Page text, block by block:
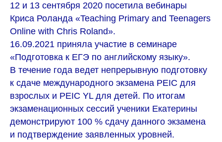
12 и 13 сентября 2020 посетила вебинары
Криса Роланда «Teaching Primary and Teenagers
Online with Chris Roland».
16.09.2021 принялa участие в семинаре
«Подготовка к ЕГЭ по английскому языку».
В течение года ведет непрерывную подготовку
к сдаче международного экзамена PEIC для
взрослых и PEIC YL для детей. По итогам
экзаменационных сессий ученики Екатерины
демонстрируют 100 % сдачу данного экзамена
и подтверждение заявленных уровней.